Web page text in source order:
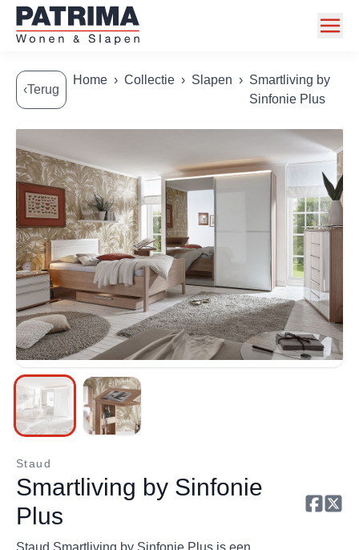
Acties
Merken
Info
Contact
‹Terug
Home › Collectie › Slapen › Smartliving by
Sinfonie Plus
Staud
Smartliving by Sinfonie
Plus
Staud Smartliving by Sinfonie Plus is een